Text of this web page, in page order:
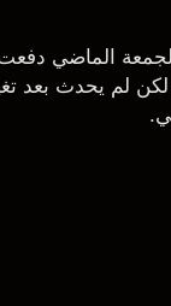
الماضي
لم يحدث بعد